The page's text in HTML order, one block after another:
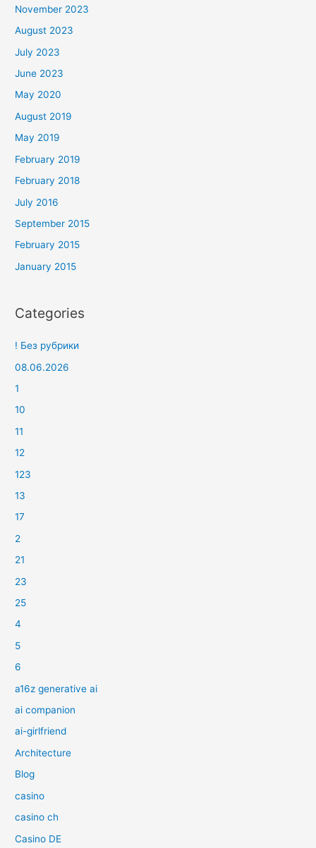
November 2023
August 2023
July 2023
June 2023
May 2020
August 2019
May 2019
February 2019
February 2018
July 2016
September 2015
February 2015
January 2015
Categories
! Без рубрики
08.06.2026
1
10
11
12
123
13
17
2
21
23
25
4
5
6
a16z generative ai
ai companion
ai-girlfriend
Architecture
Blog
casino
casino ch
Casino DE